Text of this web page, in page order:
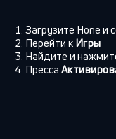
Загрузите Hone и
Перейти кИгры
Найдите и
Пресса